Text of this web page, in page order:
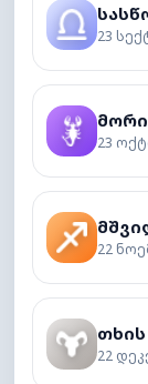
23
23
22
22